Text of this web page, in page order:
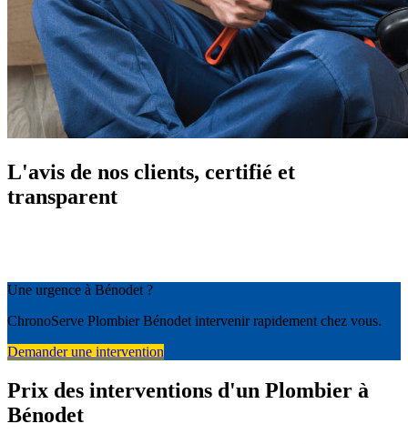
L'avis de nos clients, certifié et
transparent
Une urgence à Bénodet ?
ChronoServe Plombier Bénodet intervenir rapidement chez vous.
Demander une intervention
Prix des interventions d'un Plombier à
Bénodet